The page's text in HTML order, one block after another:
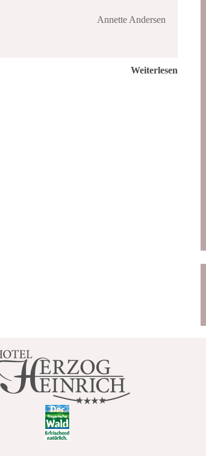
Annette Andersen
Weiterlesen